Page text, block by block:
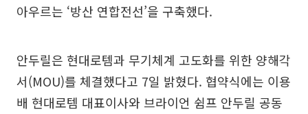
아우르는 ‘방산 연합전선’을 구축했다.
안두릴은 현대로템과 무기체계 고도화를 위한 양해각
서(MOU)를 체결했다고 7일 밝혔다. 협약식에는 이용
배 현대로템 대표이사와 브라이언 쉼프 안두릴 공동